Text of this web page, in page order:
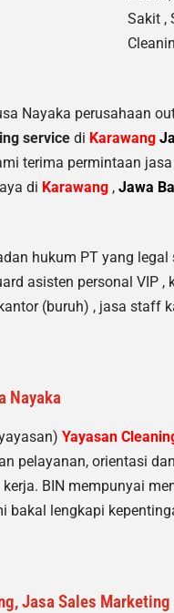
Sakit ,
Nayaka perusahaan
service di Karawang
terima permintaan jasa
di Karawang , Jawa
hukum PT yang
asisten personal VIP
(buruh) , jasa staff
Nayaka
Yayasan
pelayanan, orientasi
BIN mempunyai
lengkapi
Jasa Sales